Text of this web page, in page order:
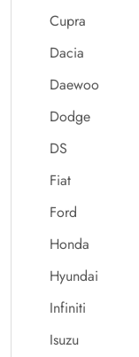
Cupra
Dacia
Daewoo
Dodge
DS
Fiat
Ford
Honda
Hyundai
Infiniti
Isuzu